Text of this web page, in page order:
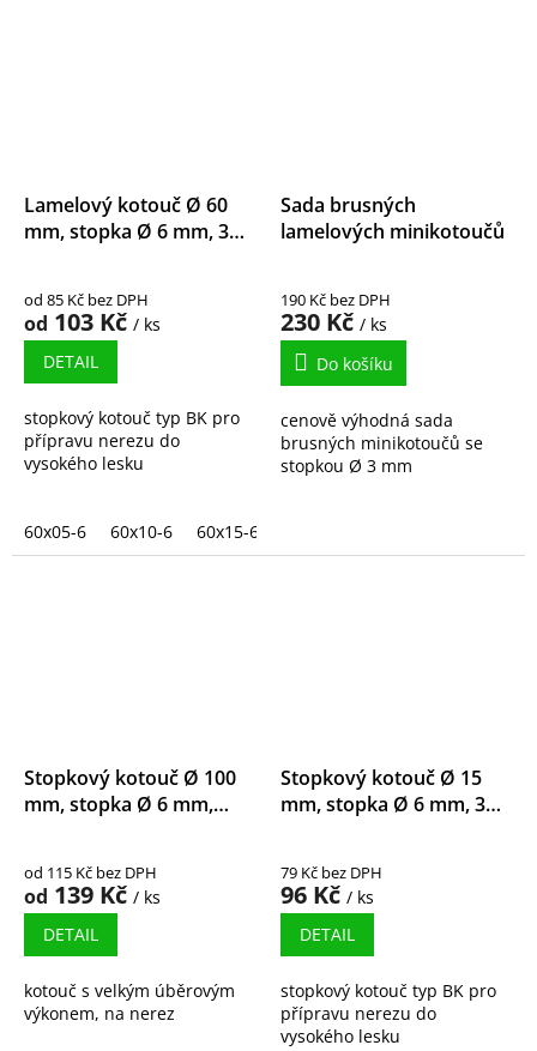
Lamelový kotouč Ø 60
mm, stopka Ø 6 mm, 3M
od 85 Kč bez DPH
od 103 Kč / ks
DETAIL
stopkový kotouč typ BK pro
přípravu nerezu do
vysokého lesku
60x05-6 60x10-6 60x15-6
Sada brusných
lamelových minikotoučů
190 Kč bez DPH
230 Kč / ks
Do košíku
cenově výhodná sada
brusných minikotoučů se
stopkou Ø 3 mm
Stopkový kotouč Ø 100
mm, stopka Ø 6 mm,
od 115 Kč bez DPH
od 139 Kč / ks
DETAIL
kotouč s velkým úběrovým
výkonem, na nerez
Stopkový kotouč Ø 15
mm, stopka Ø 6 mm, 3M
79 Kč bez DPH
96 Kč / ks
DETAIL
stopkový kotouč typ BK pro
přípravu nerezu do
vysokého lesku